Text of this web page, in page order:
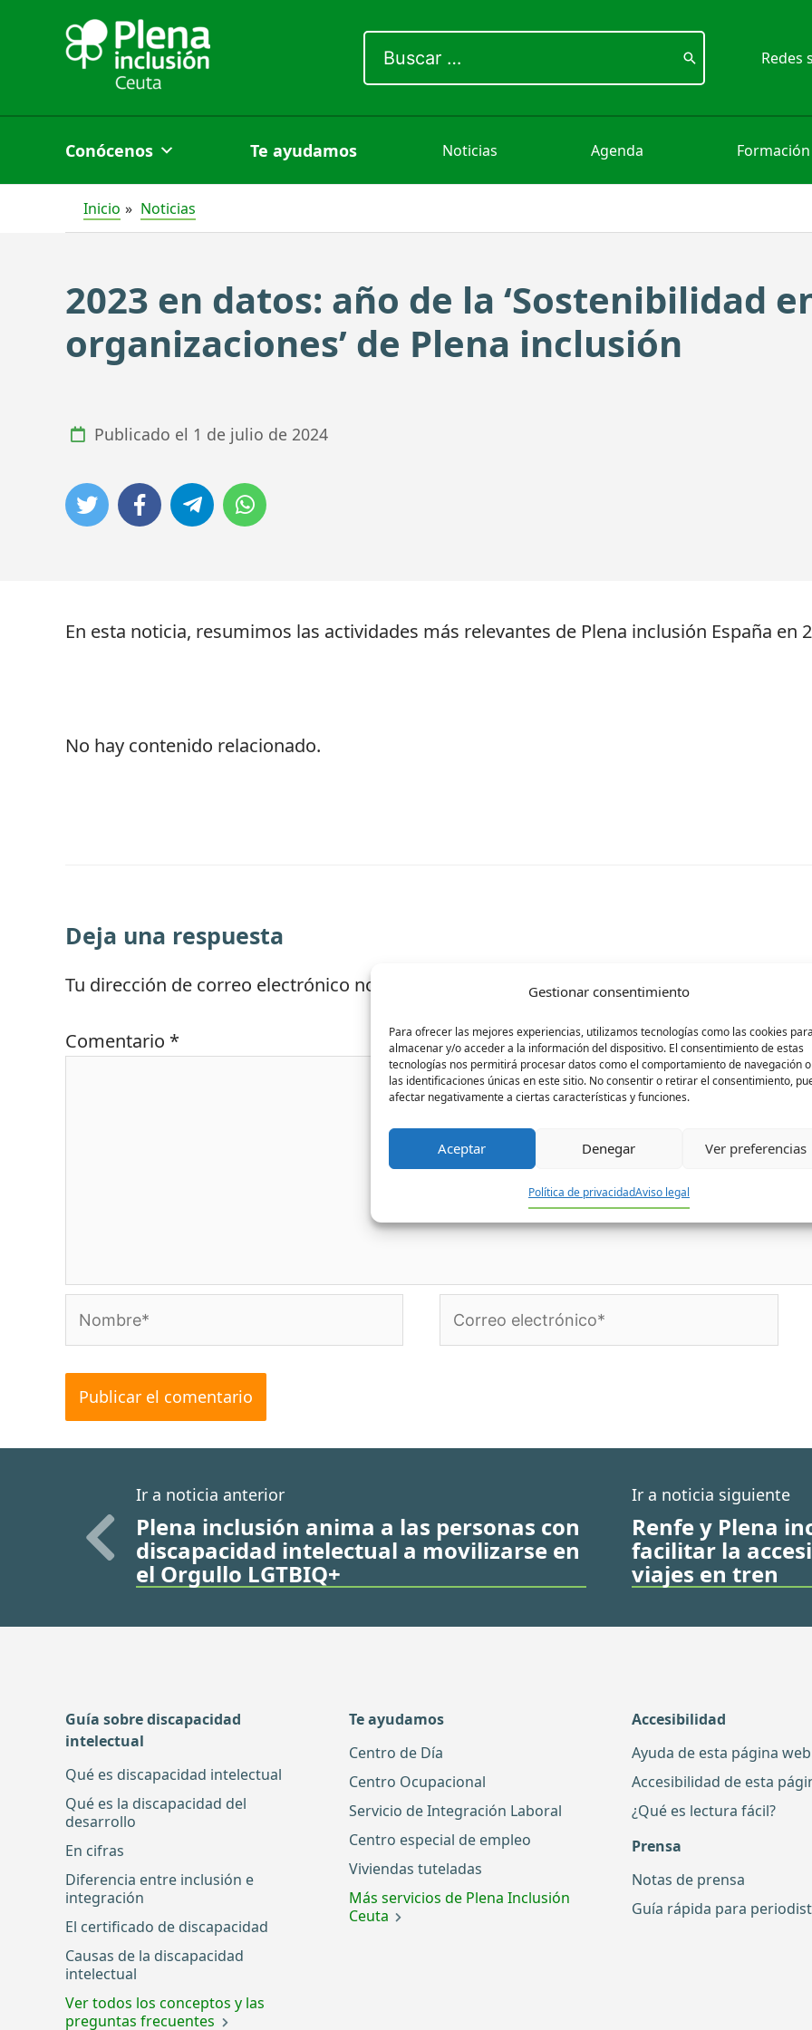
Gestionar consentimiento
Para ofrecer las mejores experiencias, utilizamos tecnologías como las cookies para
almacenar y/o acceder a la información del dispositivo. El consentimiento de estas
tecnologías nos permitirá procesar datos como el comportamiento de navegación o
las identificaciones únicas en este sitio. No consentir o retirar el consentimiento,
afectar negativamente a ciertas características y funciones.
Aceptar Denegar Ver preferencias
Política de privacidadAviso legal
contenido
por:
Redes
Conócenos Te ayudamos Noticias Agenda Formación
Inicio Noticias
2023 en datos: año de la ‘Sostenibilidad
organizaciones’ de Plena inclusión
Publicado el 1 de julio de 2024
En esta noticia, resumimos las actividades más relevantes de Plena inclusión España en
No hay contenido relacionado.
Deja una respuesta
Tu dirección de correo electrónico no será publicada. Los campos obligatorios están
Comentario *
Correo
Ir a noticia anterior
Plena inclusión anima a las personas con
discapacidad intelectual a movilizarse en
el Orgullo LGTBIQ+
Ir a noticia siguiente
Renfe y Plena
facilitar la
viajes en tren
Guía sobre discapacidad
intelectual
Qué es discapacidad intelectual
Qué es la discapacidad del
desarrollo
En cifras
Diferencia entre inclusión e
integración
El certificado de discapacidad
Causas de la discapacidad
intelectual
Ver todos los conceptos y las
preguntas frecuentes
Te ayudamos
Centro de Día
Centro Ocupacional
Servicio de Integración Laboral
Centro especial de empleo
Viviendas tuteladas
Más servicios de Plena Inclusión
Ceuta
Accesibilidad
Ayuda de esta página web
Accesibilidad de esta
¿Qué es lectura fácil?
Prensa
Notas de prensa
Guía rápida para